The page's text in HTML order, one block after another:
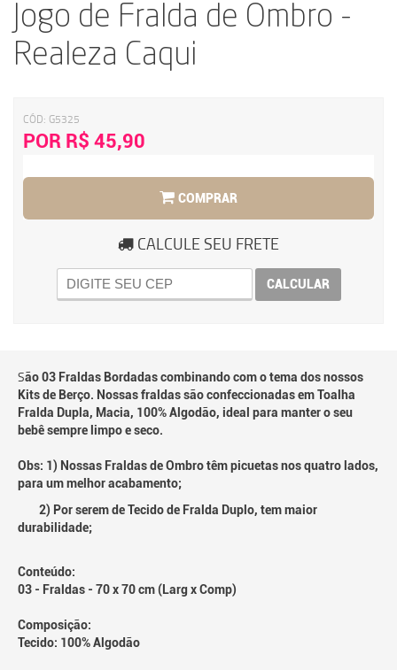
Jogo de Fralda de Ombro -
Realeza Caqui
CÓD: G5325
POR R$ 45,90
COMPRAR
CALCULE SEU FRETE
CALCULAR
São 03 Fraldas Bordadas combinando com o tema dos nossos
Kits de Berço. Nossas fraldas são confeccionadas em Toalha
Fralda Dupla, Macia, 100% Algodão, ideal para manter o seu
bebê sempre limpo e seco.
Obs: 1) Nossas Fraldas de Ombro têm picuetas nos quatro lados,
para um melhor acabamento;
2) Por serem de Tecido de Fralda Duplo, tem maior
durabilidade;
Conteúdo:
03 - Fraldas - 70 x 70 cm (Larg x Comp)
Composição:
Tecido: 100% Algodão